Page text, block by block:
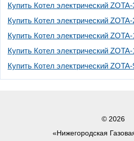
Купить Котел электрический
Купить Котел электрический
Купить Котел электрический
Купить Котел электрический
Купить Котел электрический
© 2026
«Нижегородская